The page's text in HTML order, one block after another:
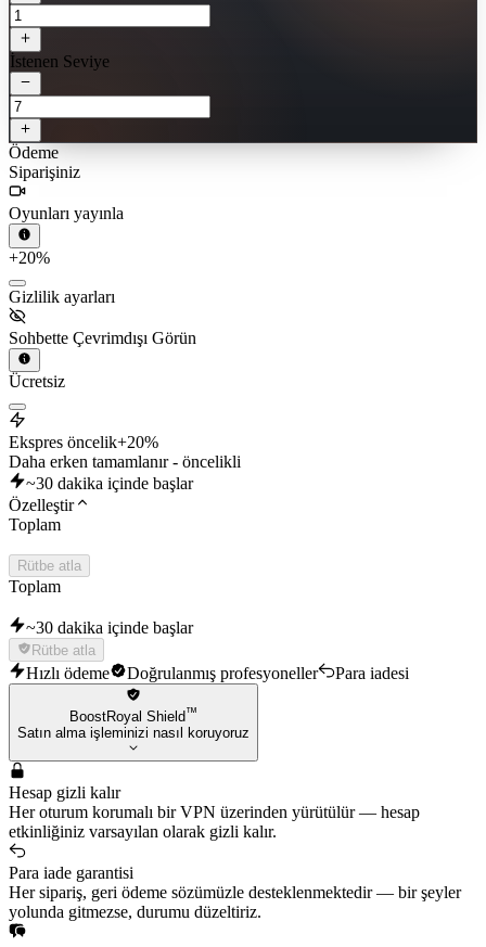
İstenen Seviye
Ödeme
Siparişiniz
Oyunları yayınla
+20%
Gizlilik ayarları
Sohbette Çevrimdışı Görün
Ücretsiz
Ekspres öncelik+20%
Daha erken tamamlanır - öncelikli
~30 dakika içinde başlar
Özelleştir
Toplam
Rütbe atla
Toplam
~30 dakika içinde başlar
Rütbe atla
Hızlı ödeme Doğrulanmış profesyoneller Para iadesi
BoostRoyal Shield™
Satın alma işleminizi nasıl koruyoruz
Hesap gizli kalır
Her oturum korumalı bir VPN üzerinden yürütülür — hesap
etkinliğiniz varsayılan olarak gizli kalır.
Para iade garantisi
Her sipariş, geri ödeme sözümüzle desteklenmektedir — bir şeyler
yolunda gitmezse, durumu düzeltiriz.